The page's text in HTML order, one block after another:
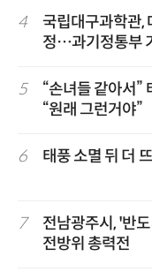
4
국립대구과학관,
정…과기정통부
5
“손녀들 같아서”
“원래 그런거야”
6 태풍 소멸 뒤 더
7
전남광주시, '반
전방위 총력전